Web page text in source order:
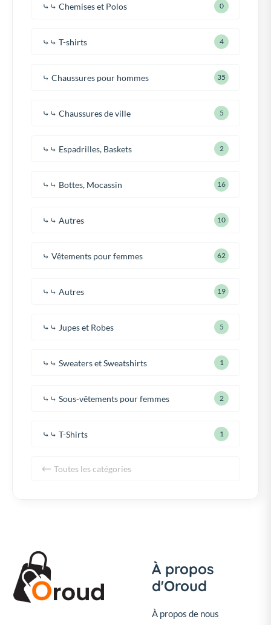
⤷⤷ Chemises et Polos 0
⤷⤷ T-shirts 4
⤷ Chaussures pour hommes 35
⤷⤷ Chaussures de ville 5
⤷⤷ Espadrilles, Baskets 2
⤷⤷ Bottes, Mocassin 16
⤷⤷ Autres 10
⤷ Vêtements pour femmes 62
⤷⤷ Autres 19
⤷⤷ Jupes et Robes 5
⤷⤷ Sweaters et Sweatshirts 1
⤷⤷ Sous-vêtements pour femmes 2
⤷⤷ T-Shirts 1
Toutes les catégories
À propos
d'Oroud
À propos de nous